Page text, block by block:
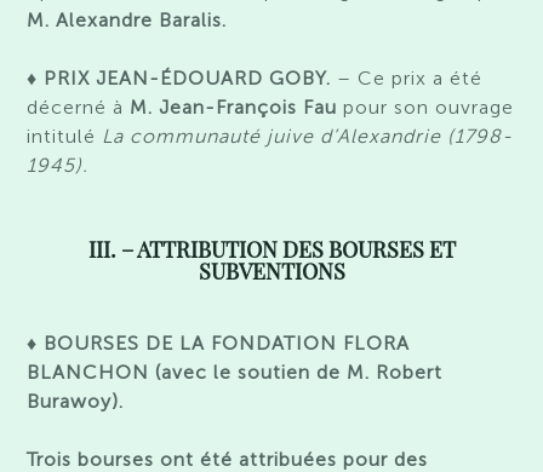
M. Alexandre Baralis.
♦ PRIX JEAN-ÉDOUARD GOBY. – Ce prix a été
décerné à M. Jean-François Fau pour son ouvrage
intitulé La communauté juive d’Alexandrie (1798-
1945).
III. – ATTRIBUTION DES BOURSES ET
SUBVENTIONS
♦ BOURSES DE LA FONDATION FLORA
BLANCHON (avec le soutien de M. Robert
Burawoy).
Trois bourses ont été attribuées pour des